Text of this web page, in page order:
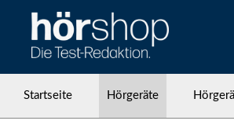
Startseite Hörgeräte